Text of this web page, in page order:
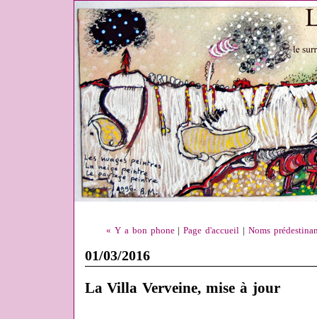
« Y a bon phone|Page d'accueil Noms
01/03/2016
La Villa Verveine, mise à jour